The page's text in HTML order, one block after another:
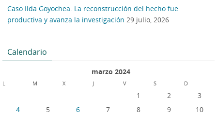
Caso Ilda Goyochea: La reconstrucción del hecho fue
productiva y avanza la investigación 29 julio, 2026
Calendario
marzo 2024
L M X J V S D
1 2
3
4
5 6 7 8 9
10